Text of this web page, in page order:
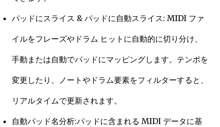
パッドにスライス & パッドに自動スライス: MIDI ファ
イルをフレーズやドラム ヒットに自動的に切り分け、
手動または自動でパッドにマッピングします。テンポを
変更したり、ノートやドラム要素をフィルターすると、
リアルタイムで更新されます。
自動パッド名分析:パッドに含まれる MIDI データに基